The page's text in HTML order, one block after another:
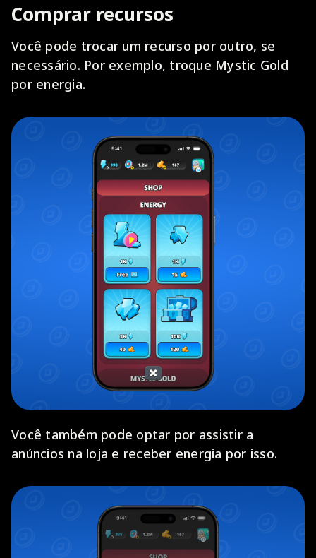
Comprar recursos
Você pode trocar um recurso por outro, se
necessário. Por exemplo, troque Mystic Gold
por energia.
Você também pode optar por assistir a
anúncios na loja e receber energia por isso.